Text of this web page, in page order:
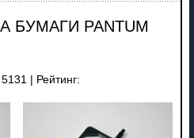
PANTUM
5131 Рейтинг: